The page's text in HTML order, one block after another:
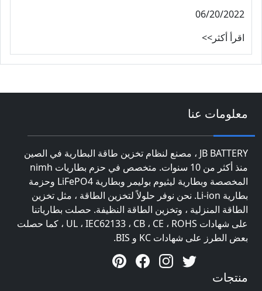
06/20/2022
اقرأ أكثر>>
معلومات عنا
JB BATTERY ، مصنع لنظام تخزين طاقة البطارية في الصين
منذ أكثر من 10 سنوات. متخصص في حزم بطاريات nimh
المخصصة وبطارية ليثيوم بوليمر وبطارية LiFePO4 وحزمة
بطارية Li-ion. نحن نوفر حلولاً لتخزين الطاقة ، مثل تخزين
الطاقة المنزلية ، وتخزين الطاقة النظيفة. حصلت بطارياتنا
على شهادات UL ، IEC62133 ، CB ، CE ، ROHS ، كما حصلت
بعض الطرز على شهادات KC و BIS.
منتجات